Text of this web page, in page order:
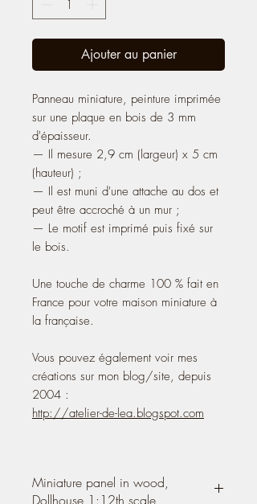
Ajouter au panier
Panneau miniature, peinture imprimée
sur une plaque en bois de 3 mm
d'épaisseur.
— Il mesure 2,9 cm (largeur) x 5 cm
(hauteur) ;
— Il est muni d'une attache au dos et
peut être accroché à un mur ;
— Le motif est imprimé puis fixé sur
le bois.
Une touche de charme 100 % fait en
France pour votre maison miniature à
la française.
Vous pouvez également voir mes
créations sur mon blog/site, depuis
2004 :
http://atelier-de-lea.blogspot.com
Miniature panel in wood,
Dollhouse 1:12th scale